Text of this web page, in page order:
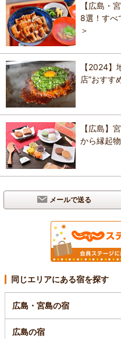
【広島・
8選！すべ
＞
【2024】
店”おすす
【広島】
から縁起
メールで送る
同じエリアにある宿を探す
広島・宮島の宿
広島の宿